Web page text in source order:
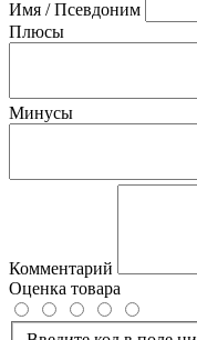
Имя / Псевдоним
Плюсы
Минусы
Комментарий
Оценка товара